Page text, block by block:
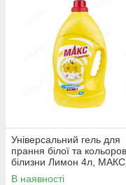
Універсальний гель для
прання білої та
білизни Лимон 4л, МАКС,
Арт.49229
В наявності